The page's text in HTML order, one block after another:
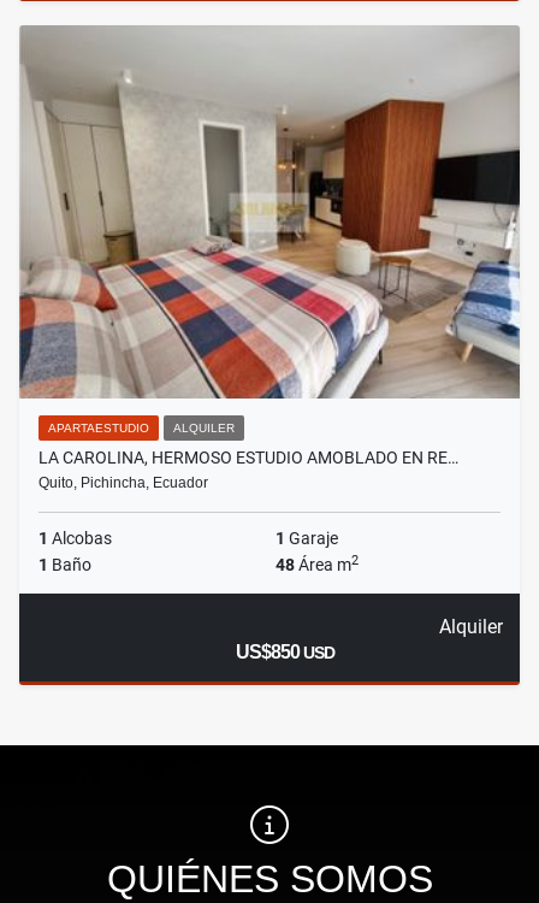
APARTAESTUDIO ALQUILER
LA CAROLINA, HERMOSO ESTUDIO AMOBLADO EN RE…
Quito, Pichincha, Ecuador
1 Alcobas 1 Garaje
1 Baño 48Área m2
Alquiler
US$850USD
QUIÉNES SOMOS